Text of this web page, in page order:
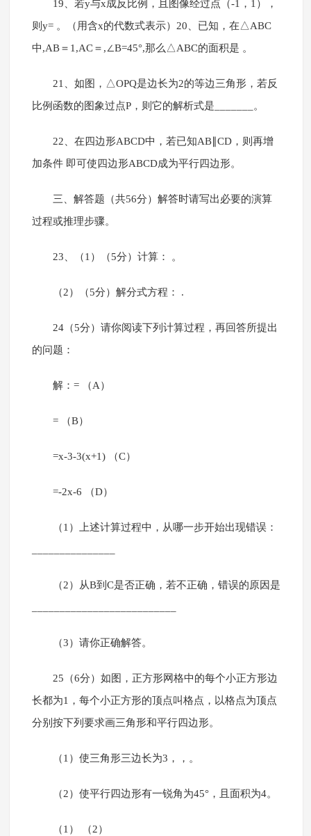
19、若y与x成反比例，且图像经过点（-1，1），
则y= 。（用含x的代数式表示）20、已知，在△ABC
中,AB＝1,AC＝,∠B=45°,那么△ABC的面积是 。
21、如图，△OPQ是边长为2的等边三角形，若反
比例函数的图象过点P，则它的解析式是_______。
22、在四边形ABCD中，若已知AB∥CD，则再增
加条件 即可使四边形ABCD成为平行四边形。
三、解答题（共56分）解答时请写出必要的演算
过程或推理步骤。
23、（1）（5分）计算： 。
（2）（5分）解分式方程： .
24（5分）请你阅读下列计算过程，再回答所提出
的问题：
解：= （A）
= （B）
=x-3-3(x+1) （C）
=-2x-6 （D）
（1）上述计算过程中，从哪一步开始出现错误：
（2）从B到C是否正确，若不正确，错误的原因是
（3）请你正确解答。
25（6分）如图，正方形网格中的每个小正方形边
长都为1，每个小正方形的顶点叫格点，以格点为顶点
分别按下列要求画三角形和平行四边形。
（1）使三角形三边长为3，，。
（2）使平行四边形有一锐角为45°，且面积为4。
（1） （2）